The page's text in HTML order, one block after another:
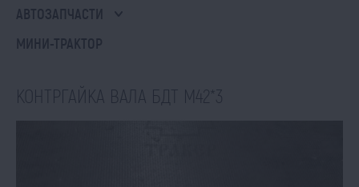
АВТОЗАПЧАСТИ
МИНИ-ТРАКТОР
КОНТРГАЙКА ВАЛА БДТ М42*3